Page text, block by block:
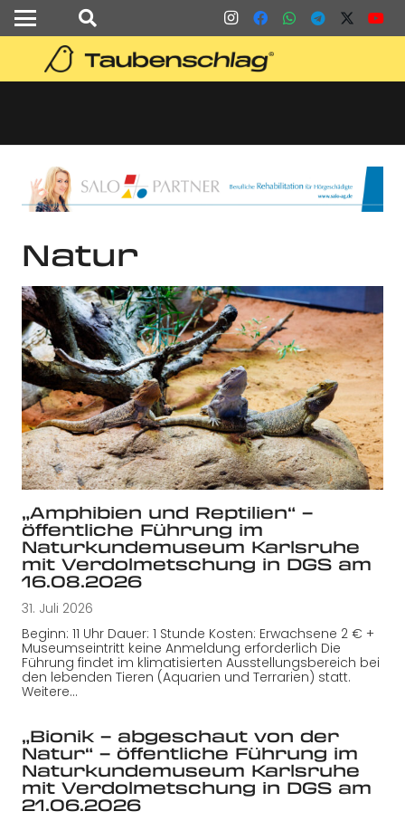
Natur
„Amphibien und Reptilien“ –
öffentliche Führung im
Naturkundemuseum Karlsruhe
mit Verdolmetschung in DGS am
16.08.2026
31. Juli 2026
Beginn: 11 Uhr Dauer: 1 Stunde Kosten: Erwachsene 2 € +
Museumseintritt keine Anmeldung erforderlich Die
Führung findet im klimatisierten Ausstellungsbereich bei
den lebenden Tieren (Aquarien und Terrarien) statt.
Weitere…
„Bionik – abgeschaut von der
Natur“ – öffentliche Führung im
Naturkundemuseum Karlsruhe
mit Verdolmetschung in DGS am
21.06.2026